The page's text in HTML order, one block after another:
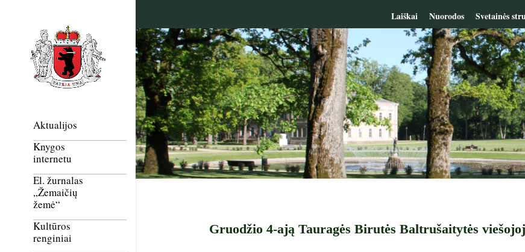
Laiškai Nuorodos Svetainės
Aktualijos
Knygos
internetu
El. žurnalas
„Žemaičių
žemė“
Kultūros
renginiai
Gruodžio 4-ają Tauragės Birutės Baltrušaitytės